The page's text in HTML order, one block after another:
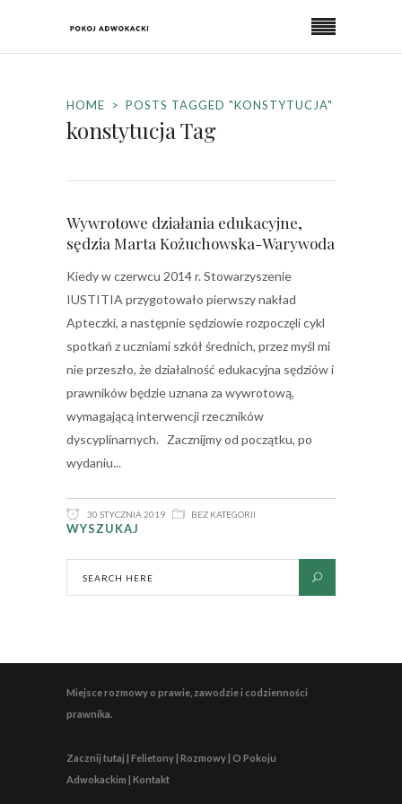
HOME POSTS TAGGED "KONSTYTUCJA"
konstytucja Tag
Wywrotowe działania edukacyjne,
sędzia Marta Kożuchowska-Warywoda
Kiedy w czerwcu 2014 r. Stowarzyszenie
IUSTITIA przygotowało pierwszy nakład
Apteczki, a następnie sędziowie rozpoczęli cykl
spotkań z uczniami szkół średnich, przez myśl mi
nie przeszło, że działalność edukacyjna sędziów i
prawników będzie uznana za wywrotową,
wymagającą interwencji rzeczników
dyscyplinarnych. Zacznijmy od początku, po
wydaniu
30 STYCZNIA 2019 BEZ KATEGORII
WYSZUKAJ
Miejsce rozmowy o prawie, zawodzie i codzienności
prawnika.
Zacznij tutaj | Felietony | Rozmowy | O Pokoju
Adwokackim | Kontakt